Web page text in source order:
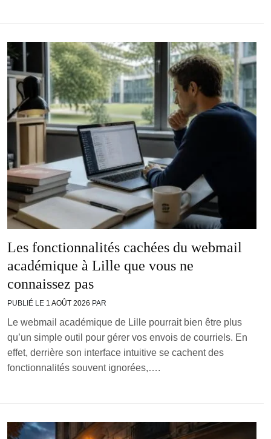
Les fonctionnalités cachées du webmail
académique à Lille que vous ne
connaissez pas
PUBLIÉ LE 1 AOÛT 2026 PAR
Le webmail académique de Lille pourrait bien être plus
qu’un simple outil pour gérer vos envois de courriels. En
effet, derrière son interface intuitive se cachent des
fonctionnalités souvent ignorées,….